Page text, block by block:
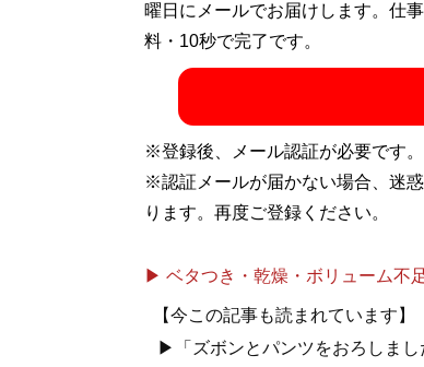
50のシチ
『ざんねん
日本のイン
か？ 満を
曜日にメールでお届けします。仕
料・10秒で完了です。
※登録後、メール認証が必要です
※認証メールが届かない場合、迷
ります。再度ご登録ください。
▶ ベタつき・乾燥・ボリューム不
【今この記事も読まれています】
▶「ズボンとパンツをおろしまし